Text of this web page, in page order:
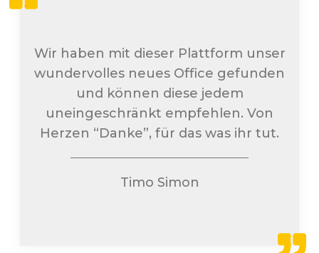
Wir haben mit dieser Plattform unser
wundervolles neues Office gefunden
und können diese jedem
uneingeschränkt empfehlen. Von
Herzen “Danke”, für das was ihr tut.
Timo Simon